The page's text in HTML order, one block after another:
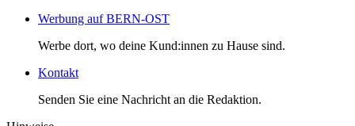
Werbung auf BERN-OST
Werbe dort, wo deine Kund:innen zu Hause sind.
Kontakt
Senden Sie eine Nachricht an die Redaktion.